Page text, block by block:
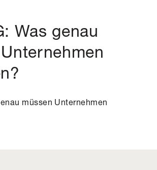
Was genau
müssen Unternehmen